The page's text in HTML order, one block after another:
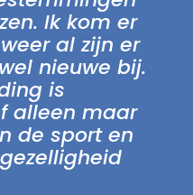
Ik kom er
al zijn er
nieuwe bij.
is
alleen maar
de sport en